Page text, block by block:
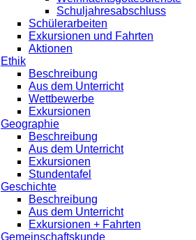
Schuljahresabschluss
Schülerarbeiten
Exkursionen und Fahrten
Aktionen
Ethik
Beschreibung
Aus dem Unterricht
Wettbewerbe
Exkursionen
Geographie
Beschreibung
Aus dem Unterricht
Exkursionen
Stundentafel
Geschichte
Beschreibung
Aus dem Unterricht
Exkursionen + Fahrten
Gemeinschaftskunde